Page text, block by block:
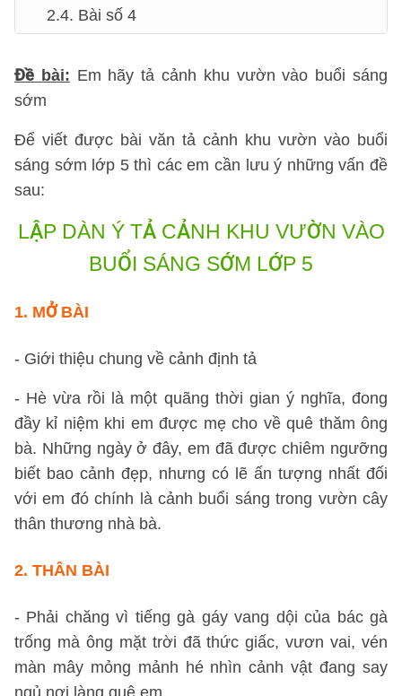
2.4. Bài số 4
Đề bài: Em hãy tả cảnh khu vườn vào buổi sáng
sớm
Để viết được bài văn tả cảnh khu vườn vào buổi
sáng sớm lớp 5 thì các em cần lưu ý những vấn đề
sau:
LẬP DÀN ÝTẢ CẢNH KHU VƯỜN VÀO
BUỔI SÁNG SỚM LỚP 5
1. MỞ BÀI
- Giới thiệu chung về cảnh định tả
- Hè vừa rồi là một quãng thời gian ý nghĩa, đong
đầy kỉ niệm khi em được mẹ cho về quê thăm ông
bà. Những ngày ở đây, em đã được chiêm ngưỡng
biết bao cảnh đẹp, nhưng có lẽ ấn tượng nhất đối
với em đó chính là cảnh buổi sáng trong vườn cây
thân thương nhà bà.
2. THÂN BÀI
- Phải chăng vì tiếng gà gáy vang dội của bác gà
trống mà ông mặt trời đã thức giấc, vươn vai, vén
màn mây mỏng mảnh hé nhìn cảnh vật đang say
ngủ nơi làng quê em.